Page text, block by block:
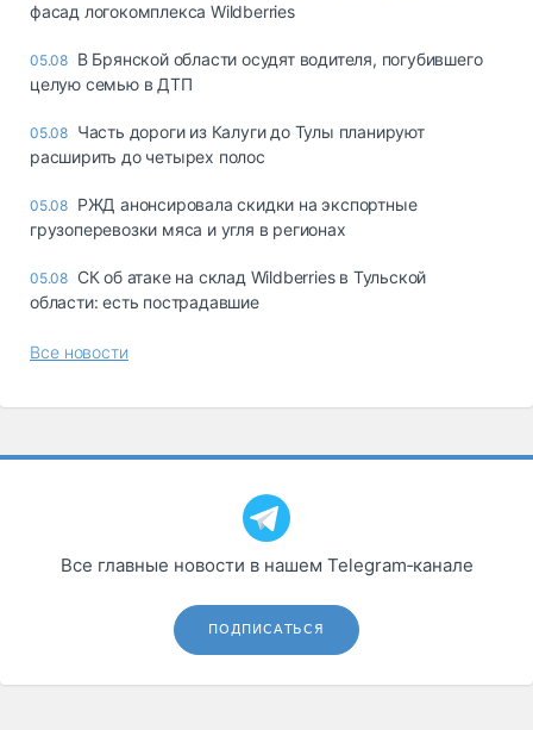
фасад логокомплекса Wildberries
05.08 В Брянской области осудят водителя, погубившего
целую семью в ДТП
05.08 Часть дороги из Калуги до Тулы планируют
расширить до четырех полос
05.08 РЖД анонсировала скидки на экспортные
грузоперевозки мяса и угля в регионах
05.08 СК об атаке на склад Wildberries в Тульской
области: есть пострадавшие
Все новости
Все главные новости в нашем Telegram‑канале
ПОДПИСАТЬСЯ